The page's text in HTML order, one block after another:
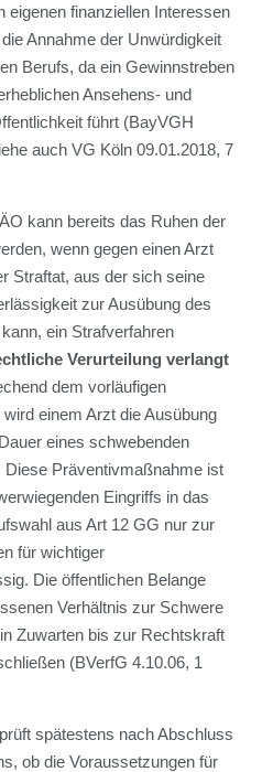
eigenen finanziellen Interessen
Annahme der Unwürdigkeit
Berufs, da ein Gewinnstreben
Ansehens- und
führt (BayVGH
auch VG Köln 09.01.2018, 7
kann bereits das Ruhen der
wenn gegen einen Arzt
Straftat, aus der sich seine
zur Ausübung des
ein Strafverfahren
Verurteilung verlangt
dem vorläufigen
einem Arzt die Ausübung
eines schwebenden
Diese Präventivmaßnahme ist
Eingriffs in das
aus Art 12 GG nur zur
für wichtiger
Die öffentlichen Belange
Verhältnis zur Schwere
Zuwarten bis zur Rechtskraft
(BVerfG 4.10.06, 1
spätestens nach Abschluss
ob die Voraussetzungen für